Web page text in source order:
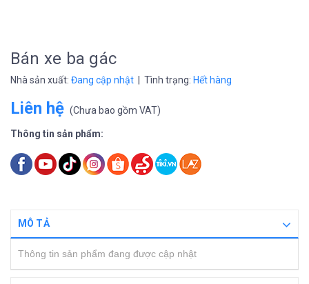
Bán xe ba gác
Nhà sản xuất: Đang cập nhật | Tình trạng: Hết hàng
Liên hệ (Chưa bao gồm VAT)
Thông tin sản phẩm:
MÔ TẢ
Thông tin sản phẩm đang được cập nhật